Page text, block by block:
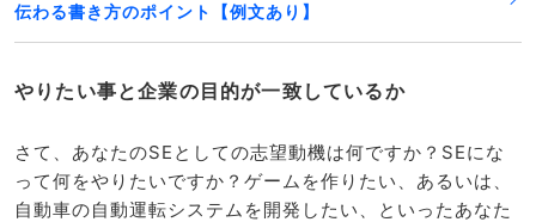
伝わる書き方のポイント【例文あり】
やりたい事と企業の目的が一致しているか
さて、あなたのSEとしての志望動機は何ですか？SEにな
って何をやりたいですか？ゲームを作りたい、あるいは、
自動車の自動運転システムを開発したい、といったあなた